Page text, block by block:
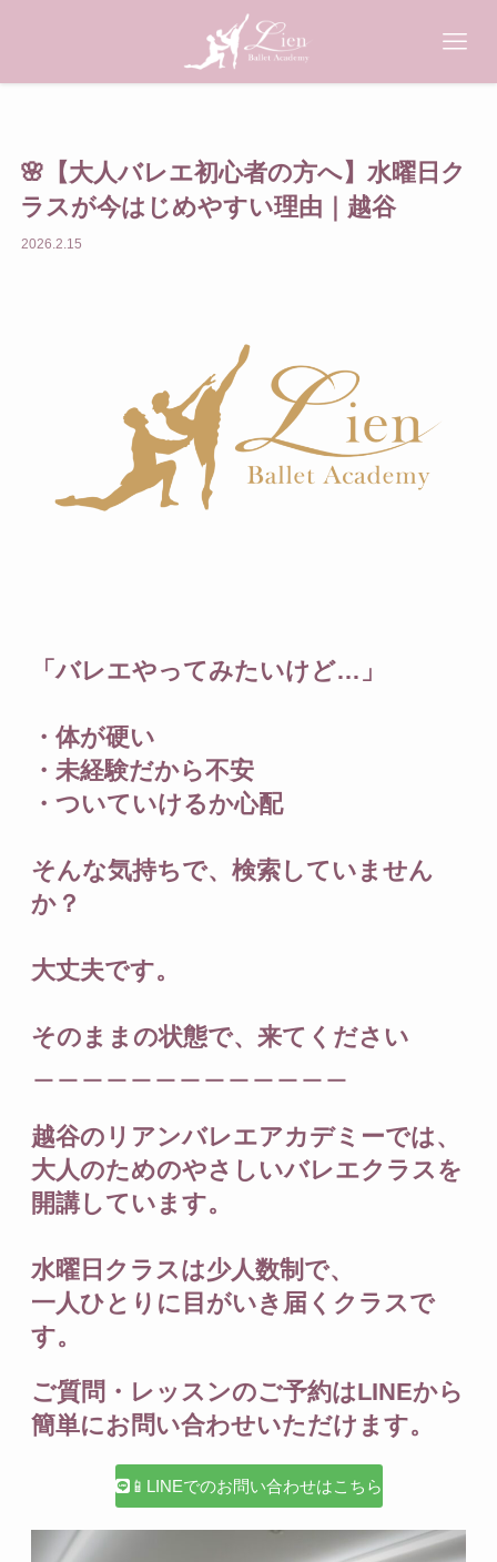
SCHEDULE スケジュール
CONTACT お問い合わせ
🌸【大人バレエ初心者の方へ】水曜日ク
ラスが今はじめやすい理由｜越谷
2026.2.15
「バレエやってみたいけど…」
・体が硬い
・未経験だから不安
・ついていけるか心配
そんな気持ちで、検索していません
か？
大丈夫です。
そのままの状態で、来てください
越谷のリアンバレエアカデミーでは、
大人のためのやさしいバレエクラスを
開講しています。
水曜日クラスは少人数制で、
一人ひとりに目がいき届くクラスで
す。
ご質問・レッスンのご予約はLINEから
簡単にお問い合わせいただけます。
📱LINEでのお問い合わせはこちら